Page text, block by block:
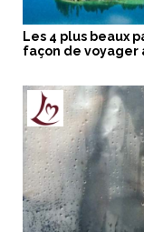
Les 4 plus beaux
façon de